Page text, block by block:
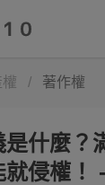
/ 著作權
是什麼？
就侵權！